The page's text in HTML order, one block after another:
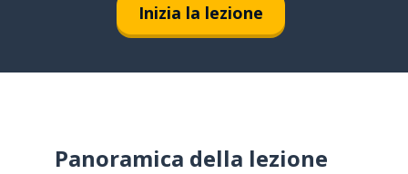
Inizia la lezione
Panoramica della lezione